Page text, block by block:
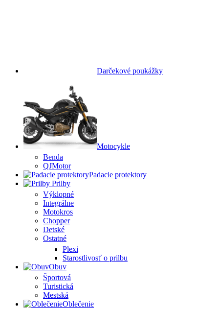
Darčekové poukážky
Motocykle
Benda
QJMotor
Padacie protektory
Prilby
Výklopné
Integrálne
Motokros
Chopper
Detské
Ostatné
Plexi
Starostlivosť o prilbu
Obuv
Športová
Turistická
Mestská
Oblečenie